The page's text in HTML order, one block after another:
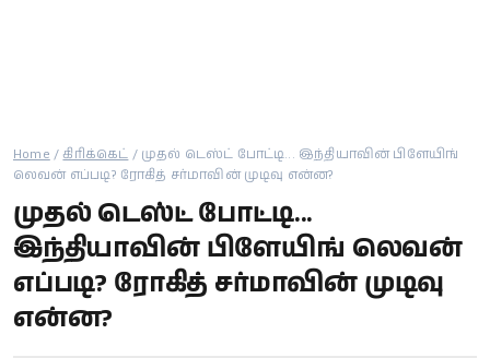
Home / கிரிக்கெட் / முதல் டெஸ்ட் போட்டி... இந்தியாவின் பிளேயிங்
லெவன் எப்படி? ரோகித் சர்மாவின் முடிவு என்ன?
முதல் டெஸ்ட் போட்டி...
இந்தியாவின் பிளேயிங் லெவன்
எப்படி? ரோகித் சர்மாவின் முடிவு
என்ன?